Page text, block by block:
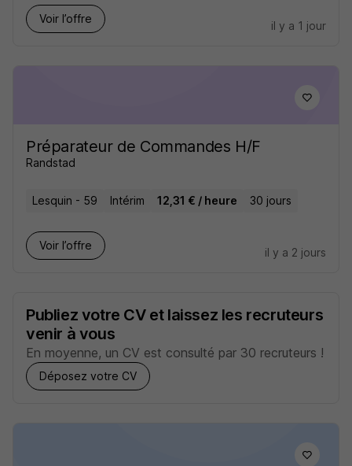
Voir l’offre
il y a 1 jour
Préparateur de Commandes H/F
Randstad
Lesquin - 59 Intérim 12,31 € / heure 30 jours
Voir l’offre
il y a 2 jours
Publiez votre CV et laissez les recruteurs
venir à vous
En moyenne, un CV est consulté par 30 recruteurs !
Déposez votre CV